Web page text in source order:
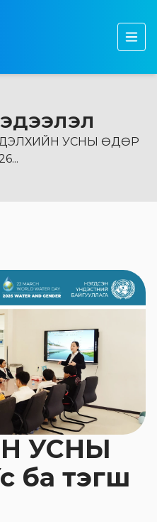
ДЭЛХИЙН УСНЫ ӨДӨР
УСНЫ
ба тэгш
Хөрөнгө оруулагчдад